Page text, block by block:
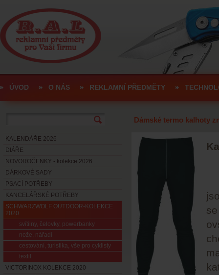
ÚVOD O NÁS REKLAMNÍ PŘEDMĚTY
KALENDÁŘE 2026
DIÁŘE
NOVOROČENKY - kolekce 2026
DÁRKOVÉ SADY
PSACÍ POTŘEBY
KANCELÁŘSKÉ POTŘEBY
SCHWARZWOLF OUTDOOR-KOLEKCE
2020
svítilny, čelovky, powerbanky
nože, nářadí
cestování, turistika, vše pro cyklisty
textil
VICTORINOX KOLEKCE 2020
Dámské termo kalhoty